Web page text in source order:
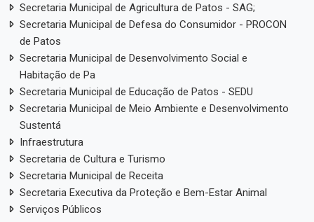
Secretaria Municipal de Agricultura de Patos - SAG;
Secretaria Municipal de Defesa do Consumidor - PROCON
de Patos
Secretaria Municipal de Desenvolvimento Social e
Habitação de Pa
Secretaria Municipal de Educação de Patos - SEDU
Secretaria Municipal de Meio Ambiente e Desenvolvimento
Sustentá
Infraestrutura
Secretaria de Cultura e Turismo
Secretaria Municipal de Receita
Secretaria Executiva da Proteção e Bem-Estar Animal
Serviços Públicos